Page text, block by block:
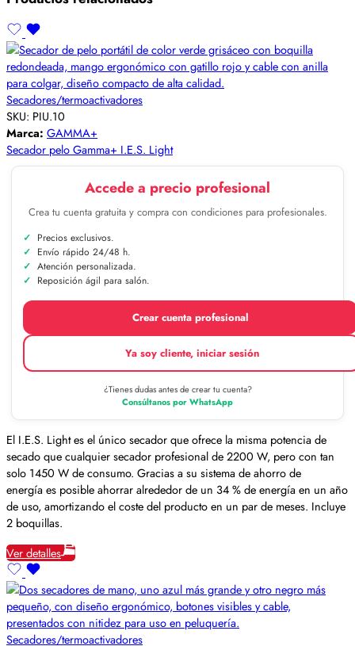
Secadores/termoactivadores
SKU: PIU.10
Marca: GAMMA+
Secador pelo Gamma+ I.E.S. Light
Accede a precio profesional
Crea tu cuenta gratuita y compra con condiciones para profesionales.
Precios exclusivos.
Envío rápido 24/48 h.
Atención personalizada.
Reposición ágil para salón.
Crear cuenta profesional
Ya soy cliente, iniciar sesión
¿Tienes dudas antes de crear tu cuenta?
Consúltanos por WhatsApp
El I.E.S. Light es el único secador que ofrece la misma potencia de
secado que cualquier secador profesional de 2200 W, pero con tan
solo 1450 W de consumo. Gracias a su sistema de ahorro de
energía es posible ahorrar alrededor de un 34 % de energía en un año
de uso, amortizando el coste del producto en un par de meses. Incluye
2 boquillas.
Ver detalles
Secadores/termoactivadores